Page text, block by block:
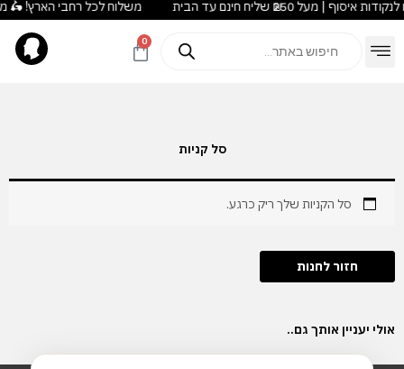
לתוכן
דילוג
משלוח לכל רחבי הארץ! 🛵 מעל ₪180 חינם לנקודות איסוף | מעל ₪250 שליח
search
0
עגלת
סל קניות
סל הקניות שלך ריק כרגע.
חזור לחנות
אולי יעניין אותך גם..